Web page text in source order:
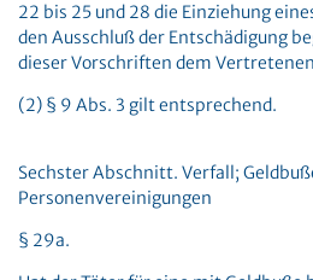
22 bis 25 und 28 die Einziehung
den Ausschluß der Entschädigung
dieser Vorschriften dem
(2) § 9 Abs. 3 gilt entsprechend.
Sechster Abschnitt. Verfall;
Personenvereinigungen
§ 29a.